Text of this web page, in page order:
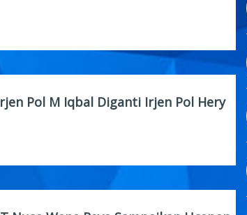
Pol M Iqbal Diganti Irjen Pol Hery